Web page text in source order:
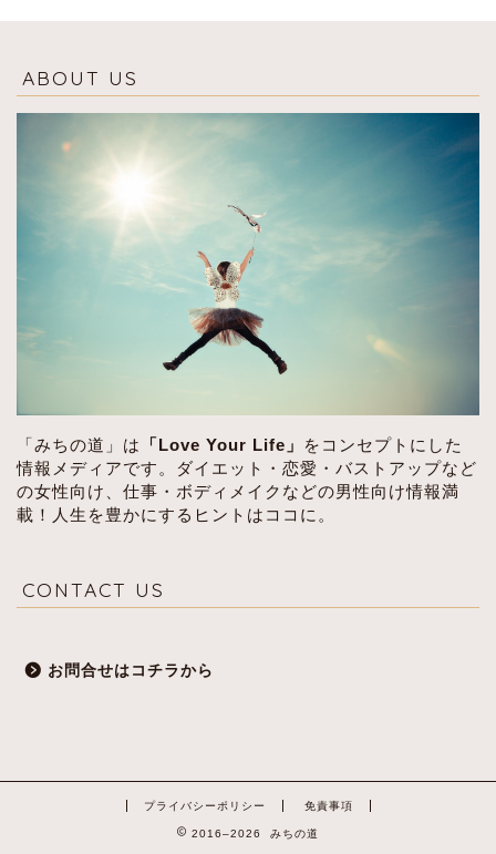
ABOUT US
「みちの道」は 「Love Your Life」
をコンセプトにした
情報メディアです。ダイエット・恋愛・バストアップなど
の女性向け、仕事・ボディメイクなどの男性向け情報満
載！人生を豊かにするヒントはココに。
CONTACT US
お問合せはコチラから
プライバシーポリシー 免責事項
2016–2026 みちの道